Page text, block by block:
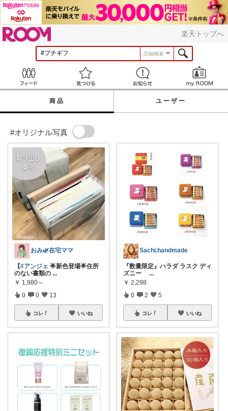
楽天トップへ
詳細検索
見つける お知らせ
商品 ユーザー
#オリジナル写真
おみ🌿在宅ママ
【#アンジェ 🌟新色登場🌟住所
のない書類の ...
￥ 1,980～
0 0 13
コレ いいね
Sachi.handmade
『数量限定』ハラダ ラスク ディ
ズニー
...
￥ 2,298
0 2 5
コレ いいね